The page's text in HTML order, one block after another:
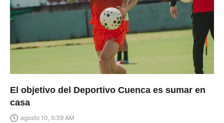
El objetivo del Deportivo Cuenca es sumar en
casa
agosto 10, 5:39 AM